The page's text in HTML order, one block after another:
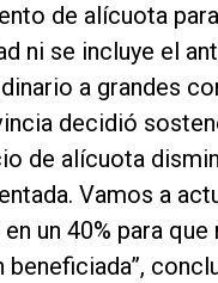
de alícuota
ni se incluye el
a grandes
decidió
de alícuota
Vamos a
un 40% para que
beneficiada”,